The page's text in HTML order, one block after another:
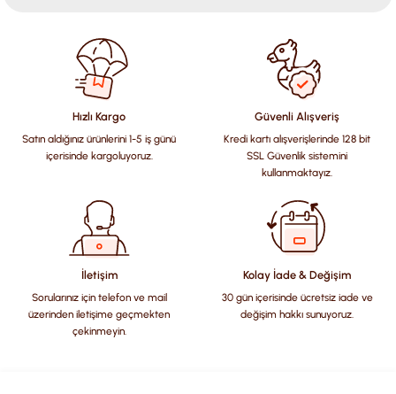
konularda yetersiz gördüğünüz noktaları öneri formunu
kullanarak tarafımıza iletebilirsiniz.
Görüş ve önerileriniz için teşekkür ederiz.
Ürün resmi kalitesiz, bozuk veya görüntülenemiyor.
Ürün açıklamasında eksik bilgiler bulunuyor.
Ürün bilgilerinde hatalar bulunuyor.
Ürün fiyatı diğer sitelerden daha pahalı.
Bu ürüne benzer farklı alternatifler olmalı.
Hızlı Kargo
Satın aldığınız ürünlerini 1-5 iş günü
içerisinde kargoluyoruz.
Güvenli Alışveriş
Kredi kartı alışverişlerinde 128 bit
SSL Güvenlik sistemini
kullanmaktayız.
İletişim
Sorularınız için telefon ve mail
üzerinden iletişime geçmekten
çekinmeyin.
Kolay İade & Değişim
30 gün içerisinde ücretsiz iade ve
değişim hakkı sunuyoruz.